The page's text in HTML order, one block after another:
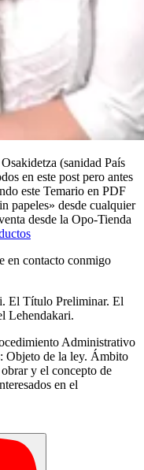
(sanidad País
en este post pero antes
este Temario en PDF
papeles» desde cualquier
desde la Opo-Tienda
en contacto conmigo
El Título Preliminar. El
Lehendakari.
Administrativo
Objeto de la ley. Ámbito
y el concepto de
en el